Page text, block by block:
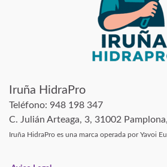
Iruña HidraPro
Teléfono: 948 198 347
C. Julián Arteaga, 3, 31002
Iruña HidraPro es una marca operada por Yavoi